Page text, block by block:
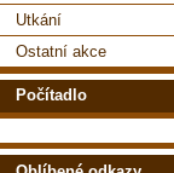
Utkání
Ostatní akce
Počítadlo